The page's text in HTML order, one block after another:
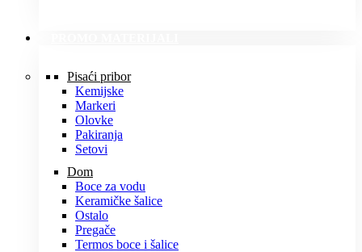
Pisaći pribor
Kemijske
Markeri
Olovke
Pakiranja
Setovi
Dom
Boce za vodu
Keramičke šalice
Ostalo
Pregače
Termos boce i šalice